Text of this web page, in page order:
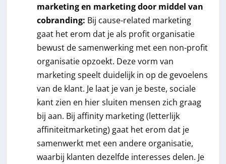
marketing en marketing door middel van
cobranding: Bij cause-related marketing
gaat het erom dat je als profit organisatie
bewust de samenwerking met een non-profit
organisatie opzoekt. Deze vorm van
marketing speelt duidelijk in op de gevoelens
van de klant. Je laat je van je beste, sociale
kant zien en hier sluiten mensen zich graag
bij aan. Bij affinity marketing (letterlijk
affiniteitmarketing) gaat het erom dat je
samenwerkt met een andere organisatie,
waarbij klanten dezelfde interesses delen. Je